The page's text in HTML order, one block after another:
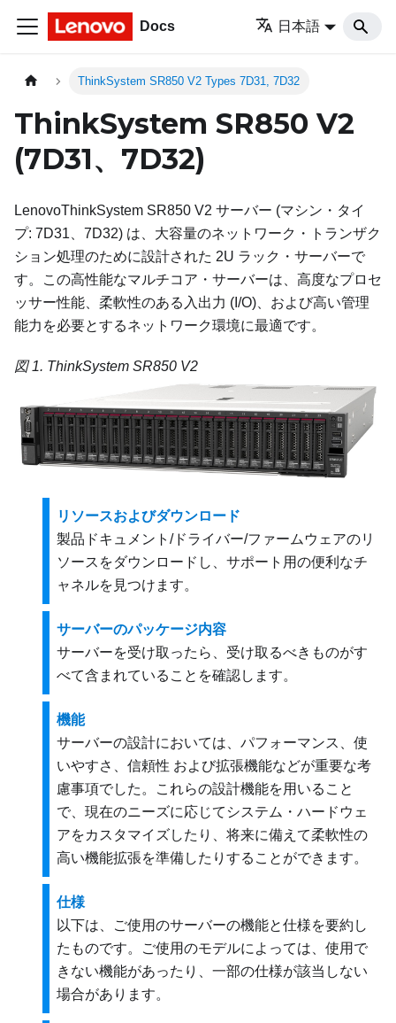
Docs 日本語
ThinkSystem SR850 V2 Types 7D31, 7D32
ThinkSystem SR850 V2
(7D31、7D32)
LenovoThinkSystem SR850 V2 サーバー (マシン・タイ
プ: 7D31、7D32) は、大容量のネットワーク・トランザク
ション処理のために設計された 2U ラック・サーバーで
す。この高性能なマルチコア・サーバーは、高度なプロセ
ッサー性能、柔軟性のある入出力 (I/O)、および高い管理
能力を必要とするネットワーク環境に最適です。
図 1. ThinkSystem SR850 V2
リソースおよびダウンロード
製品ドキュメント/ドライバー/ファームウェアのリ
ソースをダウンロードし、サポート用の便利なチ
ャネルを見つけます。
サーバーのパッケージ内容
サーバーを受け取ったら、受け取るべきものがす
べて含まれていることを確認します。
機能
サーバーの設計においては、パフォーマンス、使
いやすさ、信頼性 および拡張機能などが重要な考
慮事項でした。これらの設計機能を用いること
で、現在のニーズに応じてシステム・ハードウェ
アをカスタマイズしたり、将来に備えて柔軟性の
高い機能拡張を準備したりすることができます。
仕様
以下は、ご使用のサーバーの機能と仕様を要約し
たものです。ご使用のモデルによっては、使用で
きない機能があったり、一部の仕様が該当しない
場合があります。